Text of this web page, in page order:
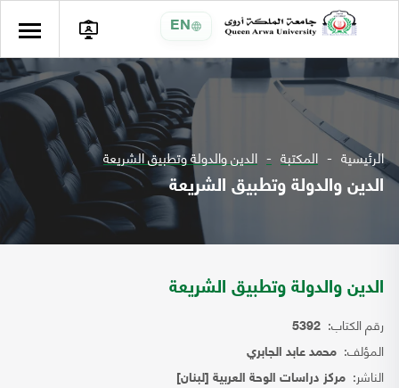
EN
الرئيسية المكتبة الدين والدولة وتطبيق الشريعة
الدين والدولة وتطبيق الشريعة
الدين والدولة وتطبيق الشريعة
رقم الكتاب: 5392
المؤلف: محمد عابد الجابري
الناشر: مركز دراسات الوحة العربية [لبنان]